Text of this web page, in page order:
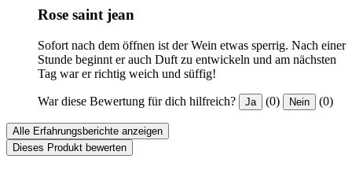
Rose saint jean
Sofort nach dem öffnen ist der Wein etwas sperrig. Nach einer
Stunde beginnt er auch Duft zu entwickeln und am nächsten
Tag war er richtig weich und süffig!
War diese Bewertung für dich hilfreich? Ja (0) Nein (0)
Alle Erfahrungsberichte anzeigen
Dieses Produkt bewerten